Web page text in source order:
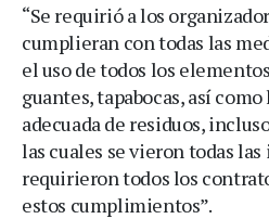
“Se requirió a los
cumplieran con todas las
el uso de todos los
guantes, tapabocas, así
adecuada de residuos,
las cuales se vieron todas
requirieron todos los
estos cumplimientos”.